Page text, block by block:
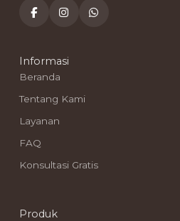
Informasi
Beranda
Tentang Kami
Layanan
FAQ
Konsultasi Gratis
Produk